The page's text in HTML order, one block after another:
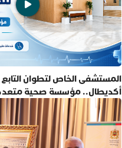
المستشفى الخاص لتطوان
أكديطال.. مؤسسة صحية
تلتزم بأفضل المعايير الدولية